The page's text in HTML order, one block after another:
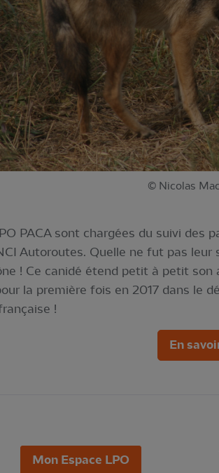
© Nicolas
PACA sont chargées du suivi des
Autoroutes. Quelle ne fut pas leur
! Ce canidé étend petit à petit
la première fois en 2017 dans le
!
En
Mon Espace LPO